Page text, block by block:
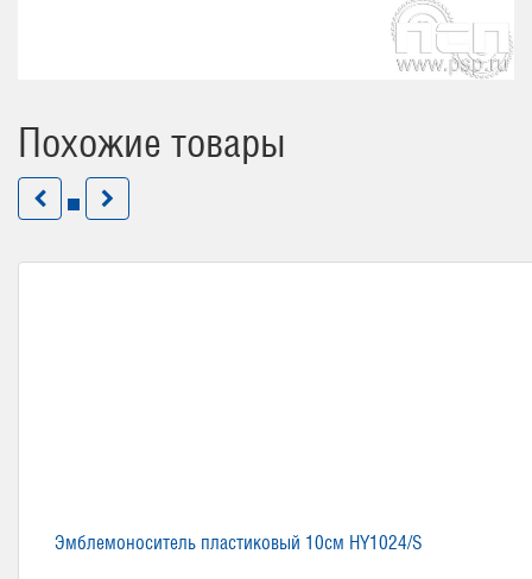
Похожие товары
Эмблемоноситель пластиковый 10см HY1024/S